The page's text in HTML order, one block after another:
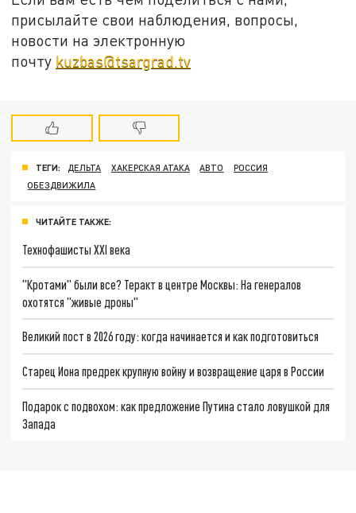
присылайте свои наблюдения, вопросы,
новости на электронную
почту kuzbas@tsargrad.tv
ТЕГИ: ДЕЛЬТА ХАКЕРСКАЯ АТАКА АВТО
РОССИЯ
ОБЕЗДВИЖИЛА
ЧИТАЙТЕ ТАКЖЕ:
Технофашисты XXI века
"Кротами" были все? Теракт в центре Москвы: На генералов
охотятся "живые дроны"
Великий пост в 2026 году: когда начинается и как подготовиться
Старец Иона предрек крупную войну и возвращение царя в России
Подарок с подвохом: как предложение Путина стало ловушкой для
Запада